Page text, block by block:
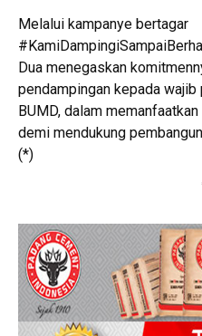
Melalui kampanye bertagar
Dua menegaskan
pendampingan kepada
BUMD, dalam
demi mendukung
(*)